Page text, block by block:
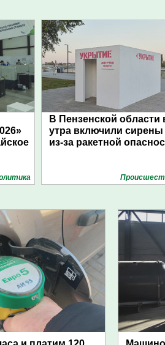
В Пензенской области
утра включили сирены
из-за ракетной